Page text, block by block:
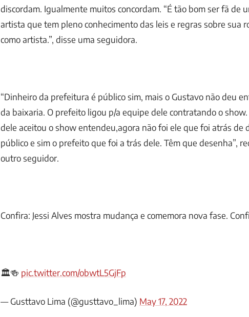
discordam. Igualmente muitos concordam. “É tão bom ser fã de
artista que tem pleno conhecimento das leis e regras sobre sua
como artista.”, disse uma seguidora.
“Dinheiro da prefeitura é público sim, mais o Gustavo não deu
da baixaria. O prefeito ligou p/a equipe dele contratando o
dele aceitou o show entendeu,agora não foi ele que foi atrás de
público e sim o prefeito que foi a trás dele. Têm que desenha”,
outro seguidor.
Confira: Jessi Alves mostra mudança e comemora nova fase.
🏛🍻 pic.twitter.com/obwtL5GjFp
— Gusttavo Lima (@gusttavo_lima) May 17, 2022